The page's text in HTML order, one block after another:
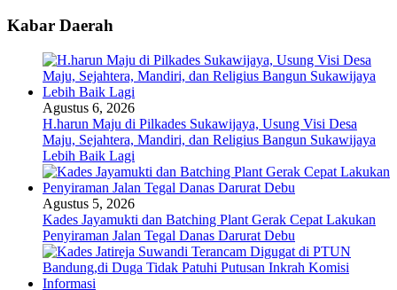
Kabar Daerah
Agustus 6, 2026
H.harun Maju di Pilkades Sukawijaya, Usung Visi Desa
Maju, Sejahtera, Mandiri, dan Religius Bangun Sukawijaya
Lebih Baik Lagi
Agustus 5, 2026
Kades Jayamukti dan Batching Plant Gerak Cepat Lakukan
Penyiraman Jalan Tegal Danas Darurat Debu